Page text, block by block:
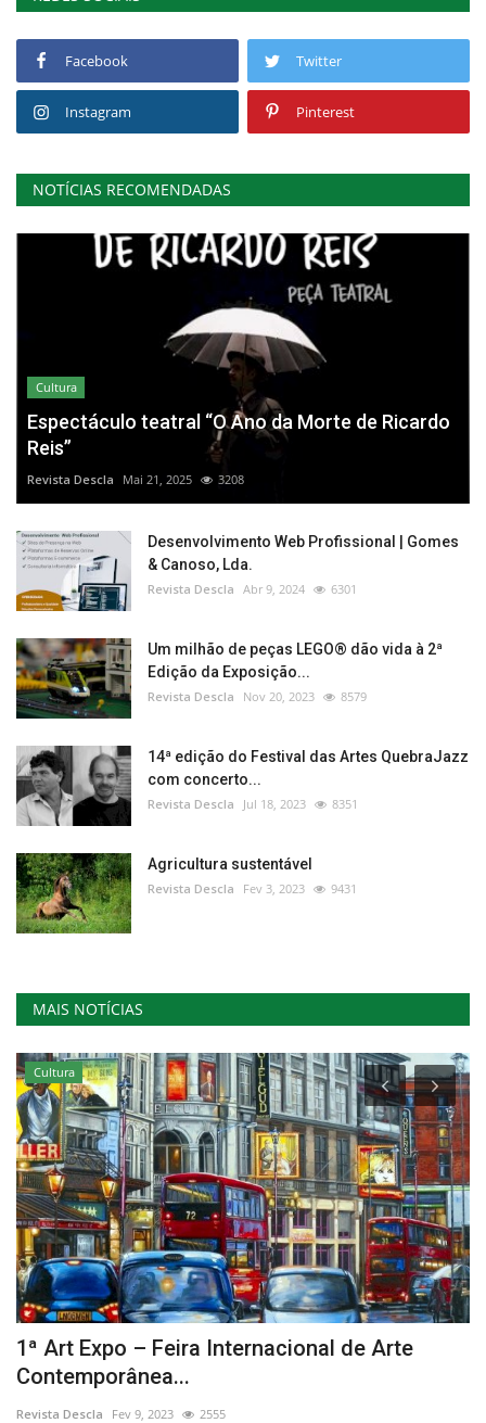
Facebook Twitter
Instagram Pinterest
NOTÍCIAS RECOMENDADAS
Cultura
Espectáculo teatral “O Ano da Morte de Ricardo
Reis”
Revista Descla Mai 21, 2025 3208
Desenvolvimento Web Profissional | Gomes
& Canoso, Lda.
Revista Descla Abr 9, 2024 6301
Um milhão de peças LEGO® dão vida à 2ª
Edição da Exposição...
Revista Descla Nov 20, 2023 8579
14ª edição do Festival das Artes QuebraJazz
com concerto...
Revista Descla Jul 18, 2023 8351
Agricultura sustentável
Revista Descla Fev 3, 2023 9431
MAIS NOTÍCIAS
Cultura
1ª Art Expo – Feira Internacional de Arte
Contemporânea...
Revista Descla Fev 9, 2023 2555